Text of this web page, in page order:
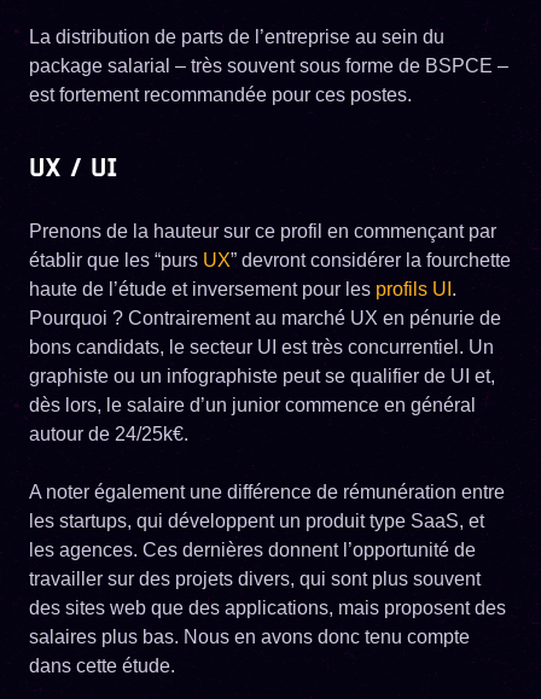
La distribution de parts de l’entreprise au sein du
package salarial – très souvent sous forme de BSPCE –
est fortement recommandée pour ces postes.
UX / UI
Prenons de la hauteur sur ce profil en commençant par
établir que les “purs UX” devront considérer la fourchette
haute de l’étude et inversement pour les profils UI .
Pourquoi ? Contrairement au marché UX en pénurie de
bons candidats, le secteur UI est très concurrentiel. Un
graphiste ou un infographiste peut se qualifier de UI et,
dès lors, le salaire d’un junior commence en général
autour de 24/25k€.
A noter également une différence de rémunération entre
les startups, qui développent un produit type SaaS, et
les agences. Ces dernières donnent l’opportunité de
travailler sur des projets divers, qui sont plus souvent
des sites web que des applications, mais proposent des
salaires plus bas. Nous en avons donc tenu compte
dans cette étude.